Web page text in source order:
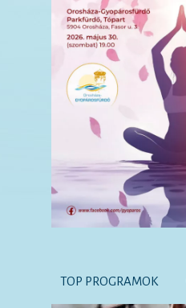
TOP PROGRAMOK